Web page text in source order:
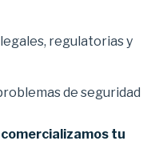
regulatorias y
de seguridad
tu